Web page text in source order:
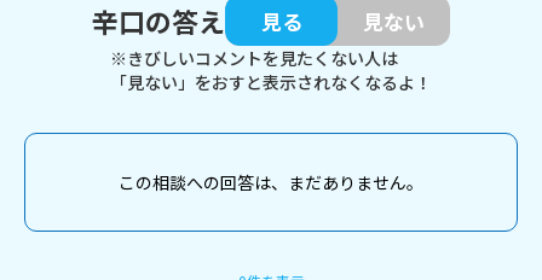
辛口の答え
見る 見ない
※きびしいコメントを見たくない人は
「見ない」をおすと表示されなくなるよ！
この相談への回答は、まだありません。